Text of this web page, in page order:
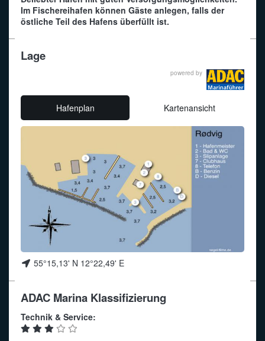
Im Fischereihafen können Gäste anlegen, falls der
östliche Teil des Hafens überfüllt ist.
Lage
powered by
Hafenplan Kartenansicht
55°15,13' N 12°22,49' E
ADAC Marina Klassifizierung
Technik & Service:
Funkalphabet